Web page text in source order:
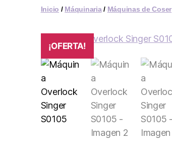
Inicio / Máquinaria/ Máquinas de Coser
¡OFERTA!